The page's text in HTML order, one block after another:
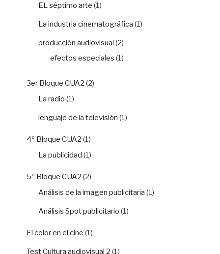
EL séptimo arte (1)
La industria cinematográfica (1)
producción audiovisual (2)
efectos especiales (1)
3er Bloque CUA2 (2)
La radio (1)
lenguaje de la televisión (1)
4º Bloque CUA2 (1)
La publicidad (1)
5º Bloque CUA2 (2)
Análisis de la imagen publicitaria (1)
Análisis Spot publicitario (1)
El color en el cine (1)
Test Cultura audiovisual 2 (1)